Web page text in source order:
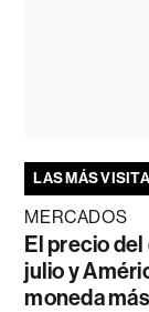
LAS MÁS
MERCADOS
El precio
julio y
moneda